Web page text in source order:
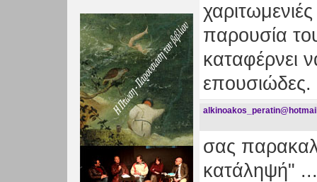
παρουσία
καταφέρνει
επουσιώδες.
σας
κατάληψή" ...